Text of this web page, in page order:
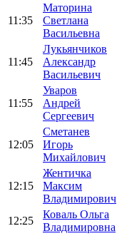
11:35
Маторина
Светлана
Васильевна
11:45
Лукьянчиков
Александр
Васильевич
11:55
Уваров
Андрей
Сергеевич
12:05
Сметанев
Игорь
Михайлович
12:15
Жентичка
Максим
Владимирович
12:25
Коваль Ольга
Владимировна